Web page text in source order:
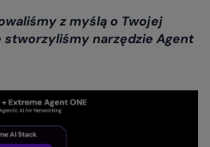
z myślą o Twojej
stworzyliśmy narzędzie Agent